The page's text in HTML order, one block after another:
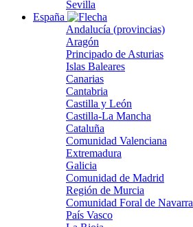
Sevilla
España
Andalucía (provincias)
Aragón
Principado de Asturias
Islas Baleares
Canarias
Cantabria
Castilla y León
Castilla-La Mancha
Cataluña
Comunidad Valenciana
Extremadura
Galicia
Comunidad de Madrid
Región de Murcia
Comunidad Foral de Navarra
País Vasco